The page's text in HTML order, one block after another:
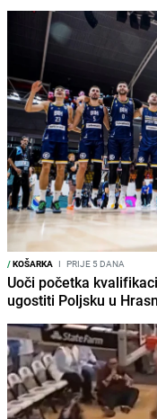
/KOŠARKA I PRIJE 5 DANA
Uoči početka
ugostiti Poljsku u